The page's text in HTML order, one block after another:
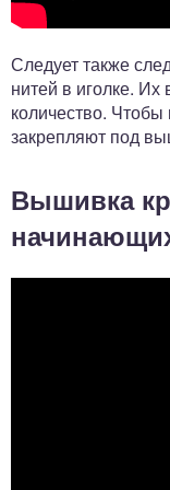
Следует также
нитей в иголке. Их
количество. Чтобы
закрепляют под
Вышивка